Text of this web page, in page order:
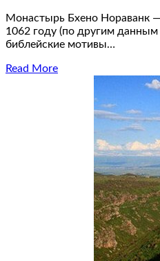
Монастырь Бхено Нораванк
1062 году (по другим данным
библейские мотивы…
Read More